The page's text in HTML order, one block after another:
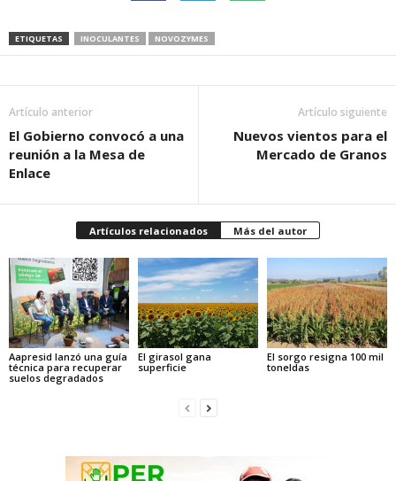
ETIQUETAS INOCULANTES NOVOZYMES
Artículo anterior
El Gobierno convocó a una
reunión a la Mesa de
Enlace
Artículo siguiente
Nuevos vientos para el
Mercado de Granos
Artículos relacionados Más del autor
Aapresid lanzó una guía
técnica para recuperar
suelos degradados
El girasol gana
superficie
El sorgo resigna 100 mil
toneldas